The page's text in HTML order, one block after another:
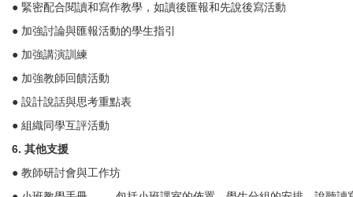
● 緊密配合閱讀和寫作教學，如讀後匯報和先說後寫活動
● 加強討論與匯報活動的學生指引
● 加強講演訓練
● 加強教師回饋活動
● 設計說話與思考重點表
● 組織同學互評活動
6. 其他支援
● 教師研討會與工作坊